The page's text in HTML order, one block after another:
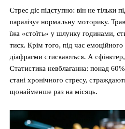
Стрес діє підступно: він не тільки
паралізує нормальну моторику.
їжа «стоїть» у шлунку годинами,
тиск. Крім того, під час
діафрагми стискаються. А
Статистика невблаганна: понад
стані хронічного стресу,
щонайменше раз на місяць.